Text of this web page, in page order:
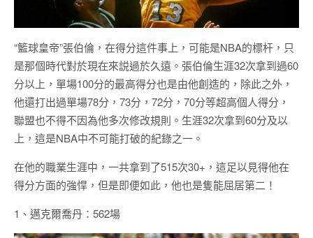
“籃球皇帝”張伯倫，在得分這件事上，可能是NBA的標杆，只
是那個時代對於現在來説過於久遠。張伯倫生涯32次拿到過60
分以上，單場100分的最高得分也是由他創造的，除此之外，
他還打出過單場78分，73分，72分，70分等超高個人得分，
聯盟也不得不因為他多次修改規則。生涯32次拿到60分及以
上，這是NBA中不可能打破的紀錄之一。
在他的職業生涯中，一共拿到了515次30+，這足以見得他在
得分方面的強悍，但是即便如此，他也是隻能屈居第二！
1、邁克爾喬丹：562場